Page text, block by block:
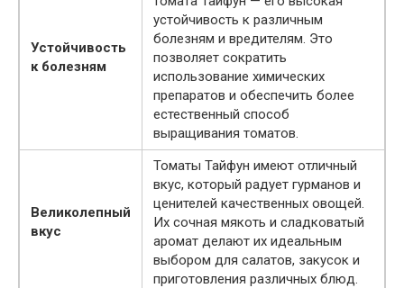
Устойчивость
к болезням
устойчивость к различным
болезням и вредителям. Это
позволяет сократить
использование химических
препаратов и обеспечить более
естественный способ
выращивания томатов.
Великолепный
вкус
Томаты Тайфун имеют отличный
вкус, который радует гурманов и
ценителей качественных овощей.
Их сочная мякоть и сладковатый
аромат делают их идеальным
выбором для салатов, закусок и
приготовления различных блюд.